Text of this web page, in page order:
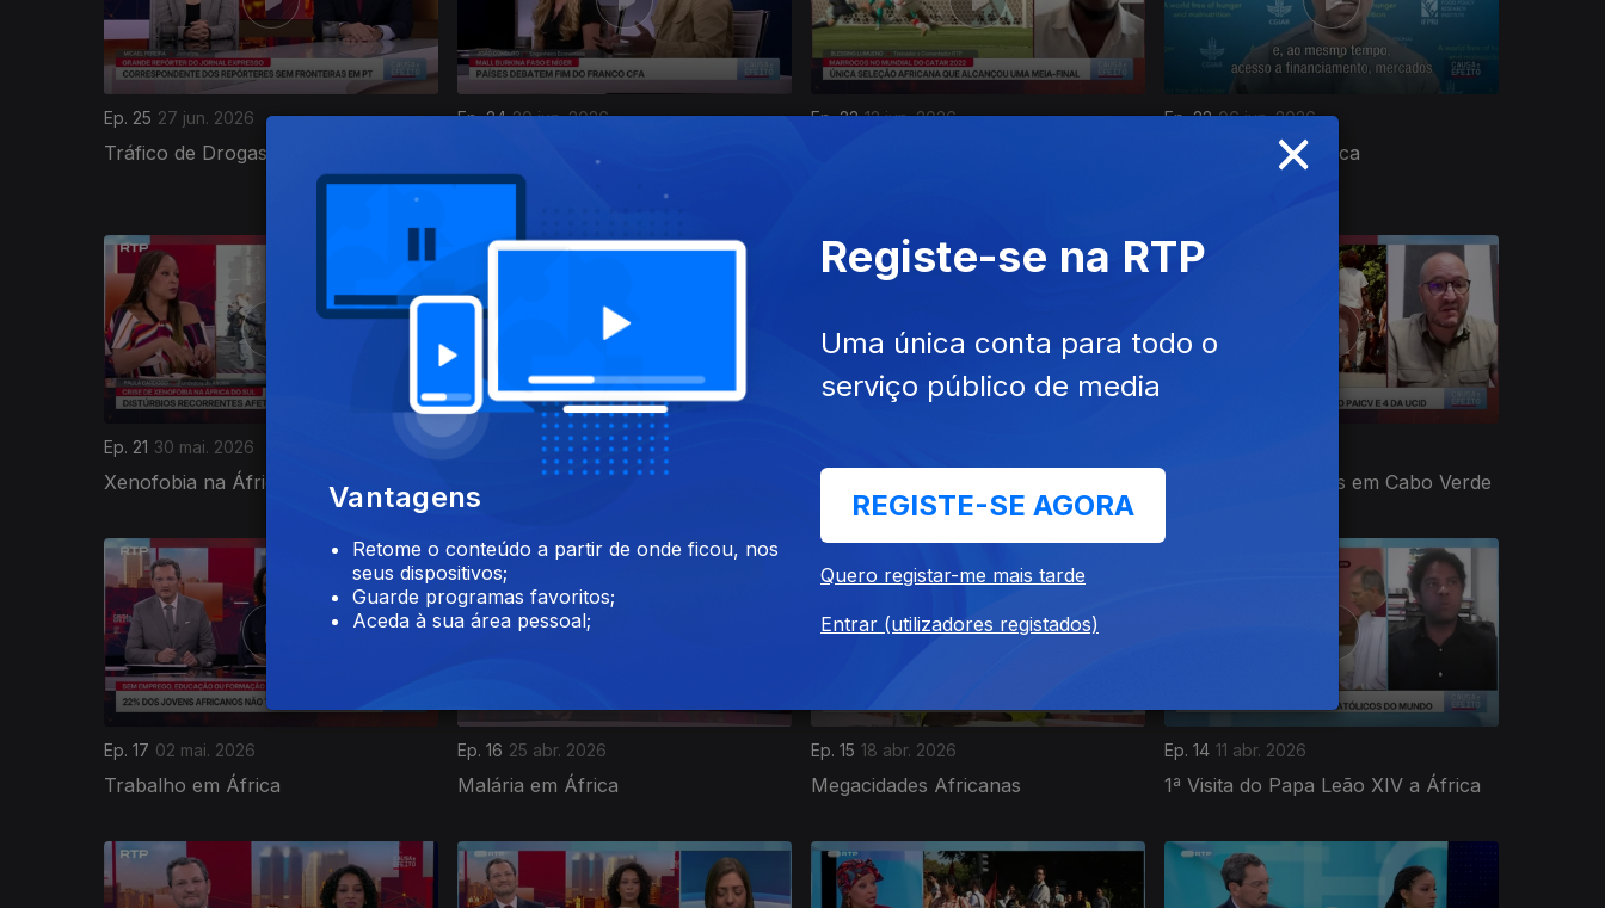
Ep. 25 27 jun. 2026
Tráfico de Drogas em África
Ep. 24 20 jun. 2026
o Ocidente
Ep. 23 13 jun. 2026 Ep. 22 06 jun. 2026
Agricultura em África
Ep. 21 30 mai. 2026
Xenofobia na África do Sul
23 mai. 2026
Biodiversidade em África Dia Mundial da Internet Eleições Legislativas em Cabo Verde
930646
Ep. 17 02 mai. 2026
Trabalho em África
Ep. 16 25 abr. 2026
Malária em África
Ep. 15 18 abr. 2026
Megacidades Africanas
Ep. 14 11 abr. 2026
1ª Visita do Papa Leão XIV a África
×
Vantagens
Retome o conteúdo a partir de onde ficou, nos
seus dispositivos;
Guarde programas favoritos;
Aceda à sua área pessoal;
Registe-se na RTP
Uma única conta para todo o
serviço público de media
REGISTE-SE AGORA
Quero registar-me mais tarde
Entrar (utilizadores registados)